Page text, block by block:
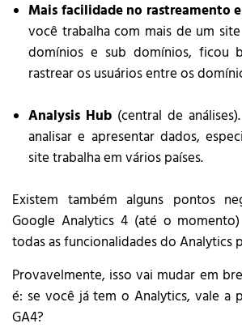
Mais facilidade no rastreamento
você trabalha com mais de um
domínios e sub domínios, ficou
rastrear os usuários entre os
Analysis Hub (central de
analisar e apresentar dados,
site trabalha em vários países.
Existem também alguns pontos
Google Analytics 4 (até o
todas as funcionalidades do Analytics
Provavelmente, isso vai mudar em
é: se você já tem o Analytics, vale a
GA4?